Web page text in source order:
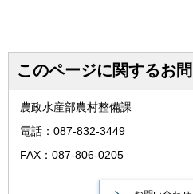
このページに関するお
農政水産部農村整備課
電話：087-832-3449
FAX：087-806-0205